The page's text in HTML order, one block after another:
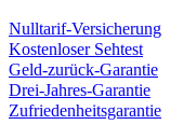
Nulltarif-Versicherung
Kostenloser Sehtest
Geld-zurück-Garantie
Drei-Jahres-Garantie
Zufriedenheitsgarantie